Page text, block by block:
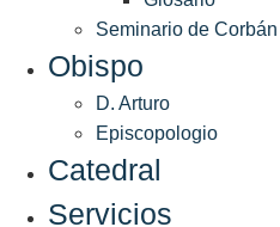
Seminario de Corbán
Obispo
D. Arturo
Episcopologio
Catedral
Servicios